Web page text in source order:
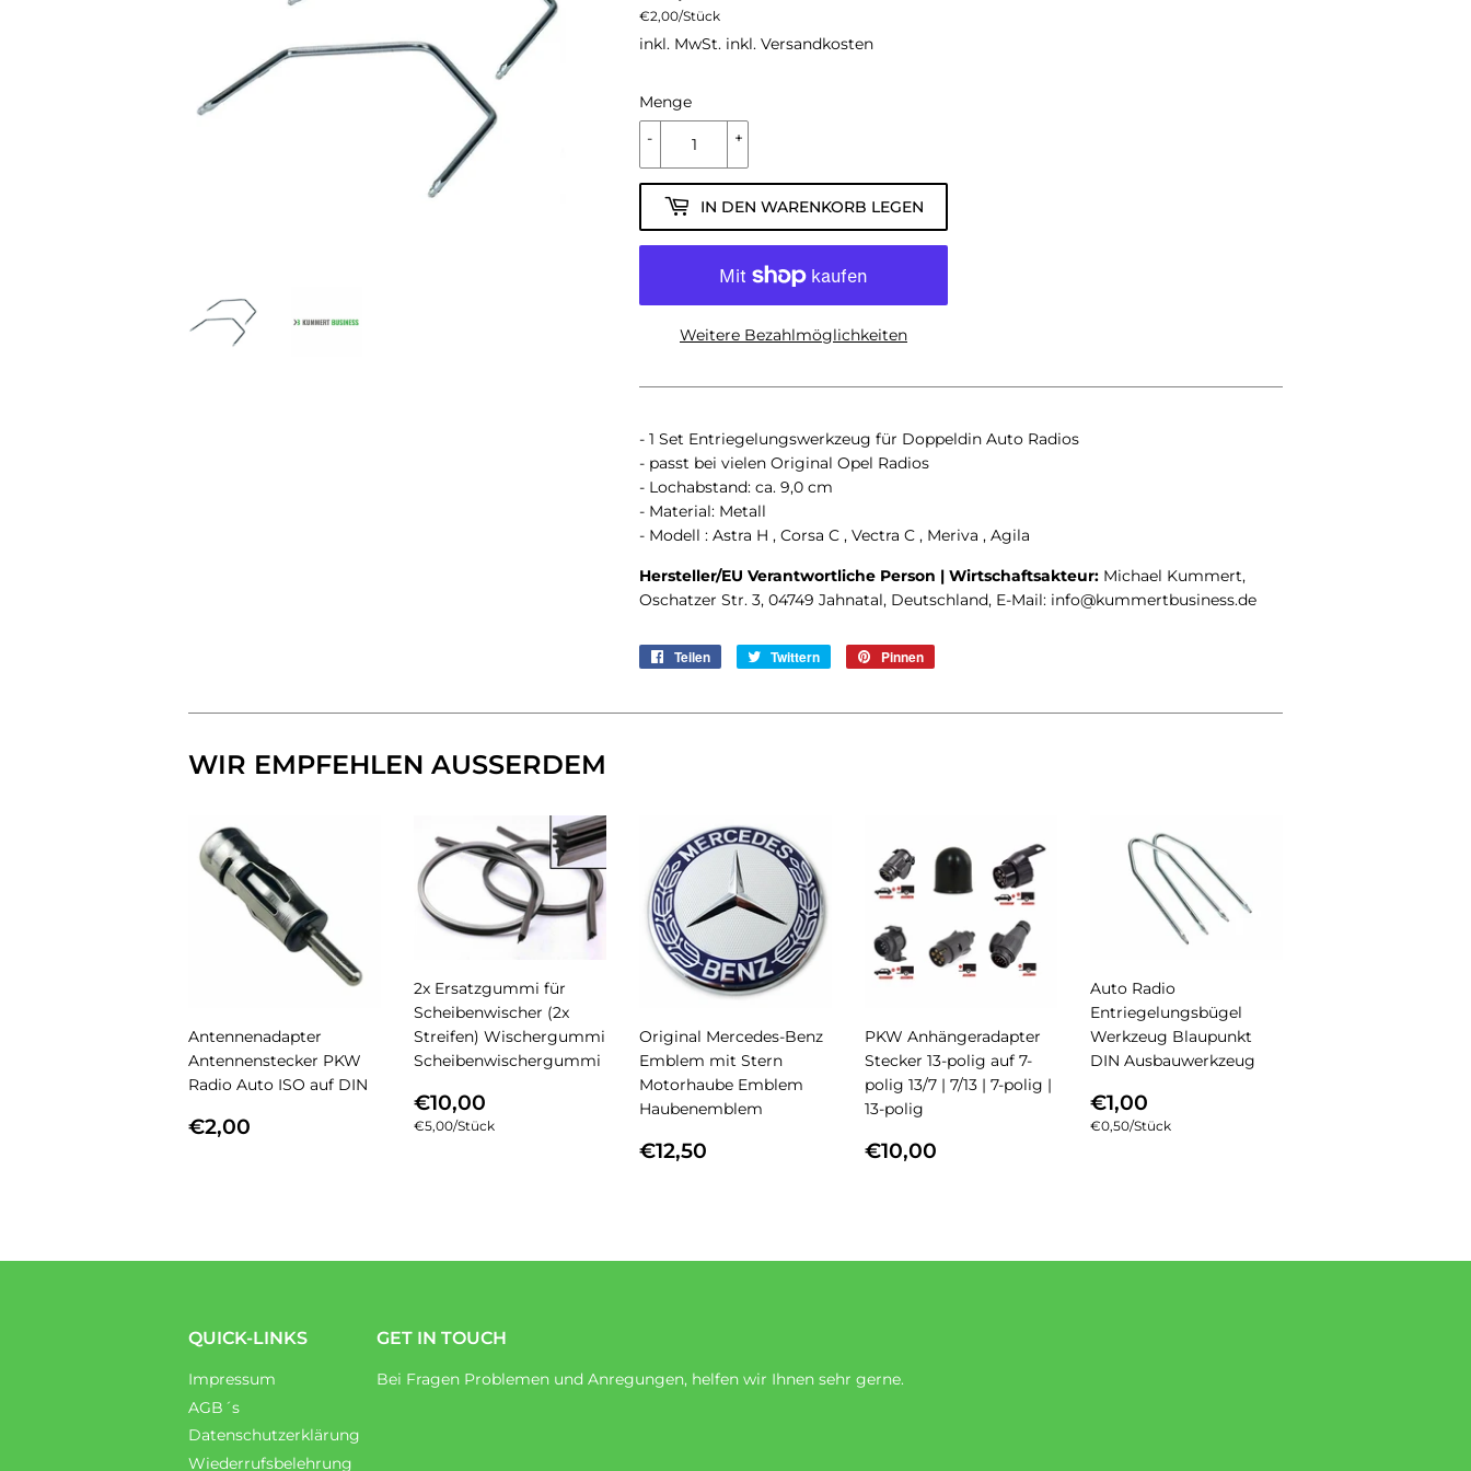
Einzelpreis
€2,00/pro
Stück
inkl. MwSt. inkl. Versandkosten
Menge
+
-
IN DEN WARENKORB LEGEN
Weitere Bezahlmöglichkeiten
- 1 Set Entriegelungswerkzeug für Doppeldin Auto Radios
- passt bei vielen Original Opel Radios
- Lochabstand: ca. 9,0 cm
- Material: Metall
- Modell : Astra H , Corsa C , Vectra C , Meriva , Agila
Hersteller/EU Verantwortliche Person | Wirtschaftsakteur: Michael Kummert,
Oschatzer Str. 3, 04749 Jahnatal, Deutschland, E-Mail: info@kummertbusiness.de
Teilen Twittern Pinnen
WIR EMPFEHLEN AUSSERDEM
Antennenadapter
Antennenstecker PKW
Radio Auto ISO auf DIN
NORMALER
€2,00
2x Ersatzgummi für
Scheibenwischer (2x
Streifen) Wischergummi
Scheibenwischergummi
NORMALER
PREIS
€10,00
Einzelpreis
€5,00/pro
Stück
Original Mercedes-Benz
Emblem mit Stern
Motorhaube Emblem
Haubenemblem
NORMALER
€12,50
PKW Anhängeradapter
Stecker 13-polig auf 7-
polig 13/7 | 7/13 | 7-polig |
13-polig
NORMALER
€10,00
Auto Radio
Entriegelungsbügel
Werkzeug Blaupunkt
DIN Ausbauwerkzeug
NORMALER
PREIS
€1,00
Einzelpreis
€0,50/pro
Stück
QUICK-LINKS
Impressum
AGB´s
Datenschutzerklärung
Wiederrufsbelehrung
GET IN TOUCH
Bei Fragen Problemen und Anregungen, helfen wir Ihnen sehr gerne.